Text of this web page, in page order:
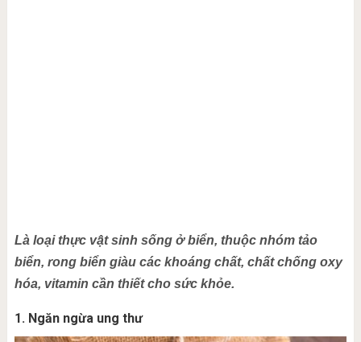
Là loại thực vật sinh sống ở biển, thuộc nhóm tảo
biển, rong biển giàu các khoáng chất, chất chống oxy
hóa, vitamin cần thiết cho sức khỏe.
1. Ngăn ngừa ung thư